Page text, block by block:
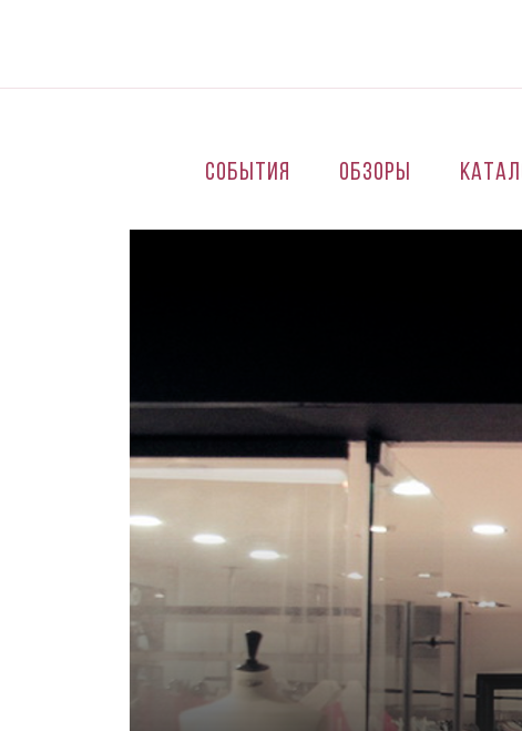
События Обзоры